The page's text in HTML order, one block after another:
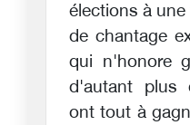
élections à
de chantage
qui n'honore
d'autant plus
ont tout à